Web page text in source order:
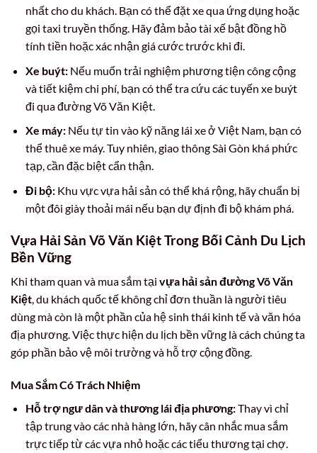
nhất cho du khách. Bạn có thể đặt xe qua ứng dụng hoặc
gọi taxi truyền thống. Hãy đảm bảo tài xế bật đồng hồ
tính tiền hoặc xác nhận giá cước trước khi đi.
Xe buýt:Nếu muốn trải nghiệm phương tiện công cộng
và tiết kiệm chi phí, bạn có thể tra cứu các tuyến xe buýt
đi qua đường Võ Văn Kiệt.
Xe máy:Nếu tự tin vào kỹ năng lái xe ở Việt Nam, bạn có
thể thuê xe máy. Tuy nhiên, giao thông Sài Gòn khá phức
tạp, cần đặc biệt cẩn thận.
Đi bộ:Khu vực vựa hải sản có thể khá rộng, hãy chuẩn bị
một đôi giày thoải mái nếu bạn dự định đi bộ khám phá.
Vựa Hải Sản Võ Văn Kiệt Trong Bối Cảnh Du Lịch
Bền Vững
Khi tham quan và mua sắm tại vựa hải sản đường Võ Văn
Kiệt, du khách quốc tế không chỉ đơn thuần là người tiêu
dùng mà còn là một phần của hệ sinh thái kinh tế và văn hóa
địa phương. Việc thực hiện du lịch bền vững là cách chúng ta
góp phần bảo vệ môi trường và hỗ trợ cộng đồng.
Mua Sắm Có Trách Nhiệm
Hỗ trợ ngư dân và thương lái địa phương:Thay vì chỉ
tập trung vào các nhà hàng lớn, hãy cân nhắc mua sắm
trực tiếp từ các vựa nhỏ hoặc các tiểu thương tại chợ.